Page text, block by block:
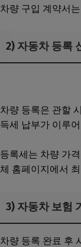
차량 구입 계약서
2) 자동차 등록
소규모 임대사업
차량 등록은 관할
득세 납부가 이루
등록세는 차량 가
체 홈페이지에서
3) 자동차 보험
차량 등록 완료 후